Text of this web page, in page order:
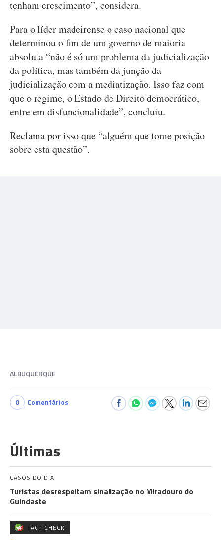
tenham crescimento”, considera.
Para o líder madeirense o caso nacional que
determinou o fim de um governo de maioria
absoluta “não é só um problema da judicialização
da política, mas também da junção da
judicialização com a mediatização. Isso faz com
que o regime, o Estado de Direito democrático,
entre em disfuncionalidade”, concluiu.
Reclama por isso que “alguém que tome posição
sobre esta questão”.
ALBUQUERQUE
0 Comentários
Últimas
CASOS DO DIA
Turistas desrespeitam sinalização no Miradouro do
Guindaste
FACT CHECK